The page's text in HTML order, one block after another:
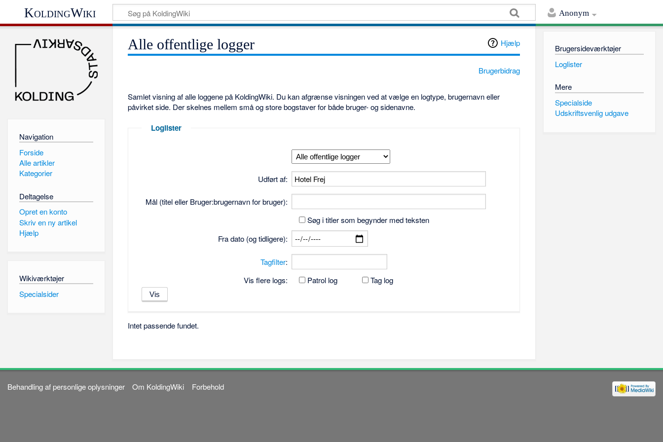
Anonym
KoldingWiki
Hjælp
Alle offentlige logger
Brugerbidrag
Samlet visning af alle loggene på KoldingWiki. Du kan afgrænse visningen ved at vælge en logtype, brugernavn eller
påvirket side. Der skelnes mellem små og store bogstaver for både bruger- og sidenavne.
Loglister
Udført af:
Mål (titel eller Bruger:brugernavn for bruger):
Søg i titler som begynder med teksten
Fra dato (og tidligere):
Tagfilter:
Vis flere logs:
Patrol log Tag log
Intet passende fundet.
Navigation
Forside
Alle artikler
Kategorier
Deltagelse
Opret en konto
Skriv en ny artikel
Hjælp
Wikiværktøjer
Specialsider
Brugersideværktøjer
Loglister
Mere
Specialside
Udskriftsvenlig udgave
Behandling af personlige oplysninger Om KoldingWiki Forbehold